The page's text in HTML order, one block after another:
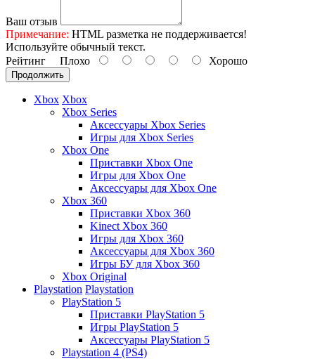
Ваш отзыв
Примечание: HTML разметка не поддерживается!
Используйте обычный текст.
Рейтинг Плохо Хорошо
Продолжить
Xbox Xbox
Xbox Series
Аксессуары Xbox Series
Игры для Xbox Series
Xbox One
Приставки Xbox One
Игры для Xbox One
Аксессуары для Xbox One
Xbox 360
Приставки Xbox 360
Kinect Xbox 360
Игры для Xbox 360
Аксессуары для Xbox 360
Игры БУ для Xbox 360
Xbox Original
Playstation Playstation
PlayStation 5
Приставки PlayStation 5
Игры PlayStation 5
Аксессуары PlayStation 5
Playstation 4 (PS4)